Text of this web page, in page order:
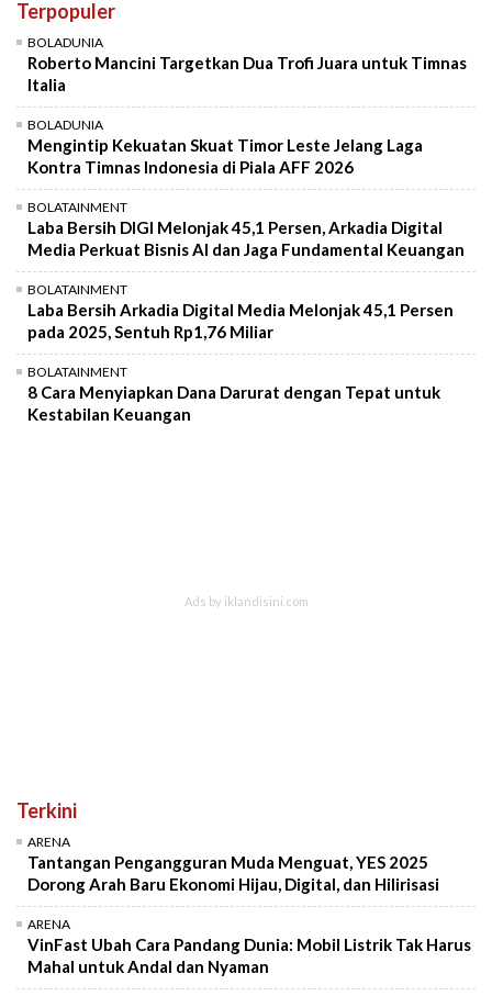
Terpopuler
BOLADUNIA
Roberto Mancini Targetkan Dua Trofi Juara untuk Timnas
Italia
BOLADUNIA
Mengintip Kekuatan Skuat Timor Leste Jelang Laga
Kontra Timnas Indonesia di Piala AFF 2026
BOLATAINMENT
Laba Bersih DIGI Melonjak 45,1 Persen, Arkadia Digital
Media Perkuat Bisnis AI dan Jaga Fundamental Keuangan
BOLATAINMENT
Laba Bersih Arkadia Digital Media Melonjak 45,1 Persen
pada 2025, Sentuh Rp1,76 Miliar
BOLATAINMENT
8 Cara Menyiapkan Dana Darurat dengan Tepat untuk
Kestabilan Keuangan
Terkini
ARENA
Tantangan Pengangguran Muda Menguat, YES 2025
Dorong Arah Baru Ekonomi Hijau, Digital, dan Hilirisasi
ARENA
VinFast Ubah Cara Pandang Dunia: Mobil Listrik Tak Harus
Mahal untuk Andal dan Nyaman